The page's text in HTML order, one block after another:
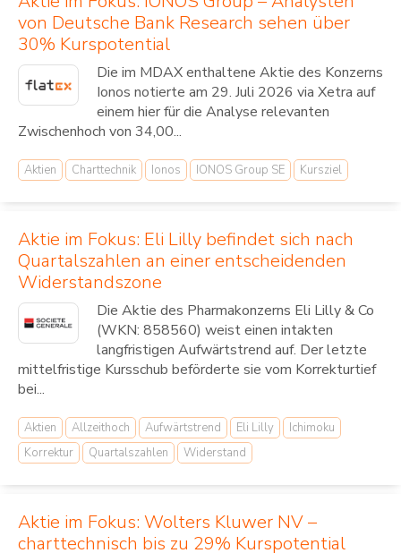
von Deutsche Bank Research sehen über
30% Kurspotential
Die im MDAX enthaltene Aktie des Konzerns
Ionos notierte am 29. Juli 2026 via Xetra auf
einem hier für die Analyse relevanten
Zwischenhoch von 34,00...
Aktien Charttechnik Ionos IONOS Group SE Kursziel
Aktie im Fokus: Eli Lilly befindet sich nach
Quartalszahlen an einer entscheidenden
Widerstandszone
Die Aktie des Pharmakonzerns Eli Lilly & Co
(WKN: 858560) weist einen intakten
langfristigen Aufwärtstrend auf. Der letzte
mittelfristige Kursschub beförderte sie vom Korrekturtief
bei...
Aktien Allzeithoch Aufwärtstrend Eli Lilly
Ichimoku
Korrektur
Quartalszahlen Widerstand
Aktie im Fokus: Wolters Kluwer NV –
charttechnisch bis zu 29% Kurspotential